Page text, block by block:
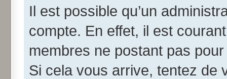
Il est possible qu’un
compte. En effet, il est
membres ne postant pas
Si cela vous arrive, tentez de